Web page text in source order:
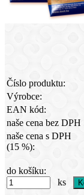
Číslo produktu:
Výrobce:
EAN kód:
naše cena bez DPH
naše cena s DPH
(15 %):
do košíku:
ks